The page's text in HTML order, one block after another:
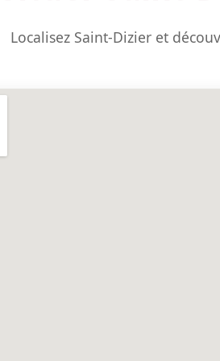
Localisez Saint-Dizier et